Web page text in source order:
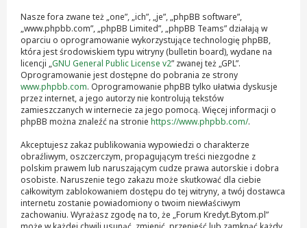
Nasze fora zwane też „one”, „ich”, „je”, „phpBB software”,
„www.phpbb.com”, „phpBB Limited”, „phpBB Teams” działają w
oparciu o oprogramowanie wykorzystujące technologię phpBB,
która jest środowiskiem typu witryny (bulletin board), wydane na
licencji „GNU General Public License v2” zwanej też „GPL”.
Oprogramowanie jest dostępne do pobrania ze strony
www.phpbb.com. Oprogramowanie phpBB tylko ułatwia dyskusje
przez internet, a jego autorzy nie kontrolują tekstów
zamieszczanych w internecie za jego pomocą. Więcej informacji o
phpBB można znaleźć na stronie https://www.phpbb.com/.
Akceptujesz zakaz publikowania wypowiedzi o charakterze
obraźliwym, oszczerczym, propagującym treści niezgodne z
polskim prawem lub naruszającym cudze prawa autorskie i dobra
osobiste. Naruszenie tego zakazu może skutkować dla ciebie
całkowitym zablokowaniem dostępu do tej witryny, a twój dostawca
internetu zostanie powiadomiony o twoim niewłaściwym
zachowaniu. Wyrażasz zgodę na to, że „Forum Kredyt.Bytom.pl”